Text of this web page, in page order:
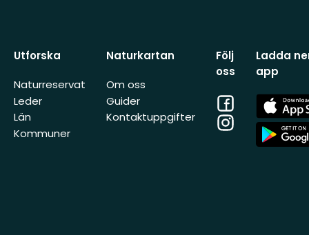
Utforska
Naturreservat
Leder
Län
Kommuner
Naturkartan
Om oss
Guider
Kontaktuppgifter
Följ
oss
Facebook
Instagram
Ladda
app
App
Store
App
Store